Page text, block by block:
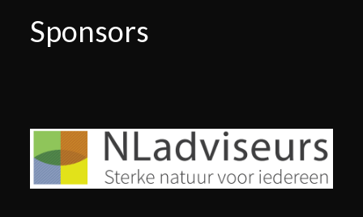
Sponsors